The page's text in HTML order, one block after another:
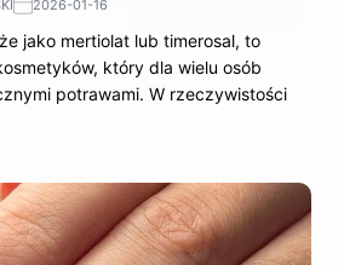
2026-01-16
jako mertiolat lub timerosal, to
który dla wielu osób
potrawami. W rzeczywistości